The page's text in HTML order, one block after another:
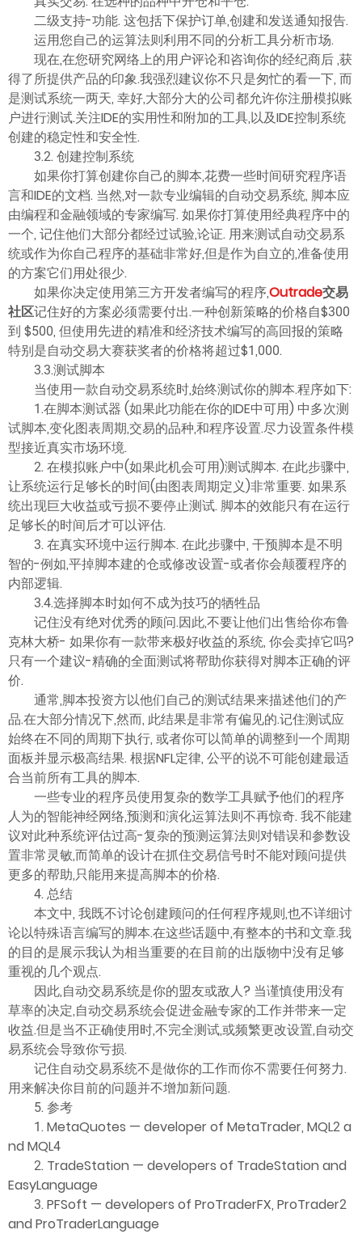
二级支持-功能. 这包括下保护订单,创建和发送通知报告.
运用您自己的运算法则利用不同的分析工具分析市场.
现在,在您研究网络上的用户评论和咨询你的经纪商后 ,获
得了所提供产品的印象.我强烈建议你不只是匆忙的看一下, 而
是测试系统一两天, 幸好,大部分大的公司都允许你注册模拟账
户进行测试.关注IDE的实用性和附加的工具,以及IDE控制系统
创建的稳定性和安全性.
3.2. 创建控制系统
如果你打算创建你自己的脚本,花费一些时间研究程序语
言和IDE的文档. 当然,对一款专业编辑的自动交易系统, 脚本应
由编程和金融领域的专家编写. 如果你打算使用经典程序中的
一个, 记住他们大部分都经过试验,论证. 用来测试自动交易系
统或作为你自己程序的基础非常好,但是作为自立的,准备使用
的方案它们用处很少.
如果你决定使用第三方开发者编写的程序,Outrade交易
社区记住好的方案必须需要付出.一种创新策略的价格自$300
到 $500, 但使用先进的精准和经济技术编写的高回报的策略
特别是自动交易大赛获奖者的价格将超过$1,000.
3.3.测试脚本
当使用一款自动交易系统时,始终测试你的脚本.程序如下:
1.在脚本测试器 (如果此功能在你的IDE中可用) 中多次测
试脚本,变化图表周期,交易的品种,和程序设置.尽力设置条件模
型接近真实市场环境.
2. 在模拟账户中(如果此机会可用)测试脚本. 在此步骤中,
让系统运行足够长的时间(由图表周期定义)非常重要. 如果系
统出现巨大收益或亏损不要停止测试. 脚本的效能只有在运行
足够长的时间后才可以评估.
3. 在真实环境中运行脚本. 在此步骤中, 干预脚本是不明
智的-例如,平掉脚本建的仓或修改设置-或者你会颠覆程序的
内部逻辑.
3.4.选择脚本时如何不成为技巧的牺牲品
记住没有绝对优秀的顾问.因此,不要让他们出售给你布鲁
克林大桥- 如果你有一款带来极好收益的系统, 你会卖掉它吗?
只有一个建议-精确的全面测试将帮助你获得对脚本正确的评
价.
通常,脚本投资方以他们自己的测试结果来描述他们的产
品.在大部分情况下,然而, 此结果是非常有偏见的.记住测试应
始终在不同的周期下执行, 或者你可以简单的调整到一个周期
面板并显示极高结果. 根据NFL定律, 公平的说不可能创建最适
合当前所有工具的脚本.
一些专业的程序员使用复杂的数学工具赋予他们的程序
人为的智能神经网络,预测和演化运算法则不再惊奇. 我不能建
议对此种系统评估过高-复杂的预测运算法则对错误和参数设
置非常灵敏,而简单的设计在抓住交易信号时不能对顾问提供
更多的帮助,只能用来提高脚本的价格.
4. 总结
本文中, 我既不讨论创建顾问的任何程序规则,也不详细讨
论以特殊语言编写的脚本.在这些话题中,有整本的书和文章.我
的目的是展示我认为相当重要的在目前的出版物中没有足够
重视的几个观点.
因此,自动交易系统是你的盟友或敌人? 当谨慎使用没有
草率的决定,自动交易系统会促进金融专家的工作并带来一定
收益.但是当不正确使用时,不完全测试,或频繁更改设置,自动交
易系统会导致你亏损.
记住自动交易系统不是做你的工作而你不需要任何努力.
用来解决你目前的问题并不增加新问题.
5. 参考
1. MetaQuotes — developer of MetaTrader, MQL2 a
nd MQL4
2. TradeStation — developers of TradeStation and
EasyLanguage
3. PFSoft — developers of ProTraderFX, ProTrader2
and ProTraderLanguage